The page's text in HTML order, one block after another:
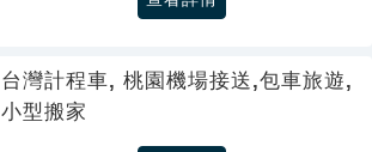
台灣計程車, 桃園機場接送,包車旅遊,
小型搬家